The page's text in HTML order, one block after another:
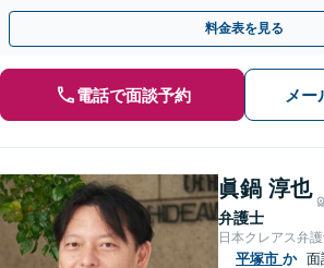
認／遺言無効確認など、複雑な訴訟も実績豊富
料金表を見る
電話で面談予約 メー
眞鍋 淳也
弁護士
日本クレアス弁
平塚市 か 面